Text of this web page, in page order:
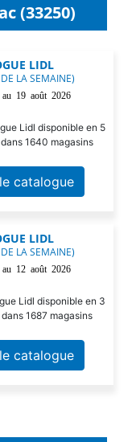
(33250)
LIDL
LA SEMAINE)
19 août 2026
Lidl disponible en 5
1640 magasins
catalogue
LIDL
LA SEMAINE)
12 août 2026
Lidl disponible en 3
1687 magasins
catalogue